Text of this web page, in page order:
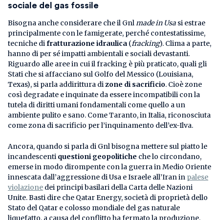
sociale del gas fossile
Bisogna anche considerare che il Gnlmade in Usa si estrae
principalmente con le famigerate, perché contestatissime,
tecniche difratturazione idraulica (fracking). Clima a parte,
hanno di per sé impatti ambientali e sociali devastanti.
Riguardo alle aree in cui il fracking è più praticato, quali gli
Stati che si affacciano sul Golfo del Messico (Louisiana,
Texas), si parla addirittura dizone di sacrificio. Cioè zone
così degradate e inquinate da essere incompatibili con la
tutela di diritti umani fondamentali come quello a un
ambiente pulito e sano. Come Taranto, in Italia, riconosciuta
come zona di sacrificio per l’inquinamento dell’ex-Ilva.
Ancora, quando si parla di Gnl bisogna mettere sul piatto le
incandescenti questioni geopolitiche che lo circondano,
emerse in modo dirompente con la guerra in Medio Oriente
innescata dall’aggressione di Usa e Israele all’Iran in palese
violazione dei principi basilari della Carta delle Nazioni
Unite. Basti dire che Qatar Energy, società di proprietà dello
Stato del Qatar e colosso mondiale del gas naturale
liquefatto, a causa del conflitto ha fermato la produzione.